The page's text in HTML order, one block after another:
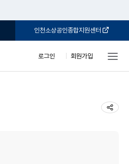
인천소상공인종합지원센터
로그인 회원가입
공